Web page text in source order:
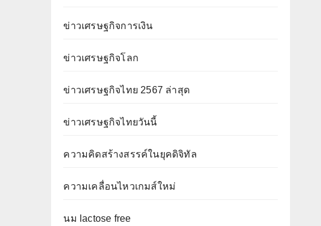
ข่าวเศรษฐกิจการเงิน
ข่าวเศรษฐกิจโลก
ข่าวเศรษฐกิจไทย 2567 ล่าสุด
ข่าวเศรษฐกิจไทยวันนี้
ความคิดสร้างสรรค์ในยุคดิจิทัล
ความเคลื่อนไหวเกมส์ใหม่
นม lactose free